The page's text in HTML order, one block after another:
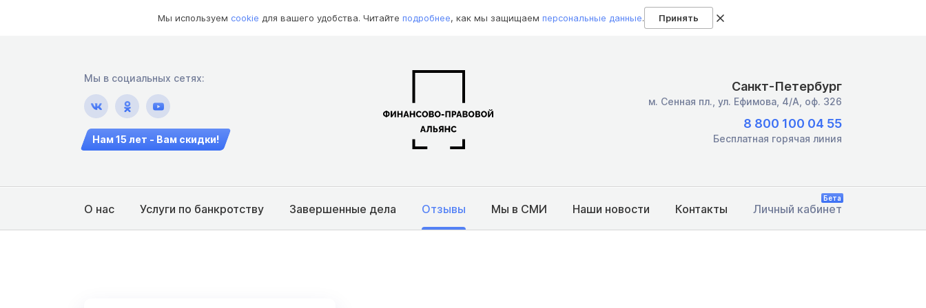
Мы используем cookie для вашего удобства. Читайте подробнее, как мы защищаем персональные данные. Принять
Мы в социальных сетях:
Нам 15 лет - Вам скидки!
Санкт-Петербург
м. Сенная пл., ул. Ефимова, 4/А, оф. 326
8 800 100 04 55
Бесплатная горячая линия
О нас Услуги по банкротству Завершенные дела Отзывы Мы в СМИ Наши новости Контакты Личный кабинет
Бета